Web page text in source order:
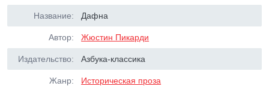
Название: Дафна
Автор: Жюстин Пикарди
Издательство: Азбука-классика
Жанр: Историческая проза